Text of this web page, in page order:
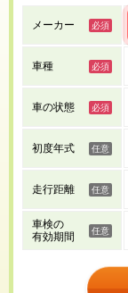
メーカー
車種
車の状態
初度年式
走行距離
車検の
有効期間